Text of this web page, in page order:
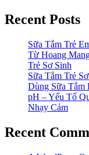
Recent Posts
Sữa Tắm Trẻ
Từ Hoang
Trẻ Sơ Sinh
Sữa Tắm Trẻ
Dùng Sữa Tắm
pH – Yếu Tố
Nhạy Cảm
Recent